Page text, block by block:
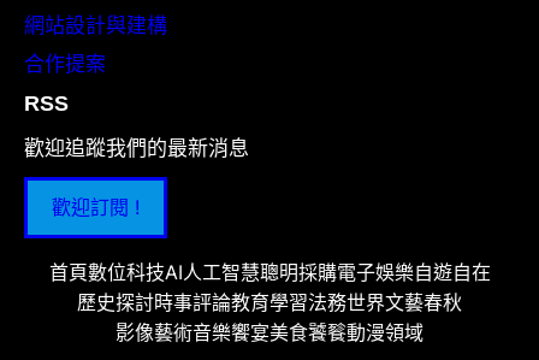
網站設計與建構
合作提案
RSS
歡迎追蹤我們的最新消息
歡迎訂閱 !
首頁數位科技AI人工智慧聰明採購電子娛樂自遊自在
歷史探討時事評論教育學習法務世界文藝春秋
影像藝術音樂饗宴美食饕餮動漫領域